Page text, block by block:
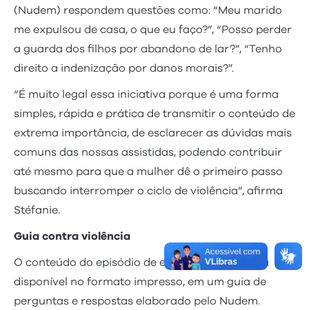
(Nudem) respondem questões como: “Meu marido
me expulsou de casa, o que eu faço?”, “Posso perder
a guarda dos filhos por abandono de lar?”, “Tenho
direito a indenização por danos morais?”.
“É muito legal essa iniciativa porque é uma forma
simples, rápida e prática de transmitir o conteúdo de
extrema importância, de esclarecer as dúvidas mais
comuns das nossas assistidas, podendo contribuir
até mesmo para que a mulher dê o primeiro passo
buscando interromper o ciclo de violência”, afirma
Stéfanie.
Guia contra violência
O conteúdo do episódio de estreia também está
disponível no formato impresso, em um guia de
perguntas e respostas elaborado pelo Nudem.